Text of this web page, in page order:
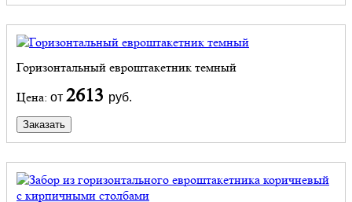
Горизонтальный евроштакетник темный
Цена: от 2613 руб.
Заказать